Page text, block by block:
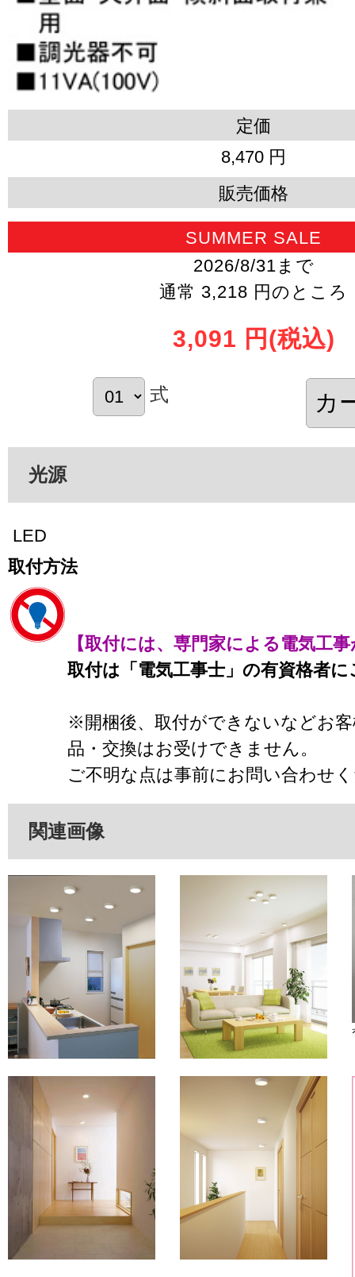
定価
8,470 円
販売価格
SUMMER SALE
2026/8/31まで
通常 3,218 円のところ
3,091 円 (税込)
式
光源
LED
取付方法
【取付には、専門家による電気工
取付は「電気工事士」の有資格者
※開梱後、取付ができないなどお
品・交換はお受けできません。
ご不明な点は事前にお問い合わせ
関連画像